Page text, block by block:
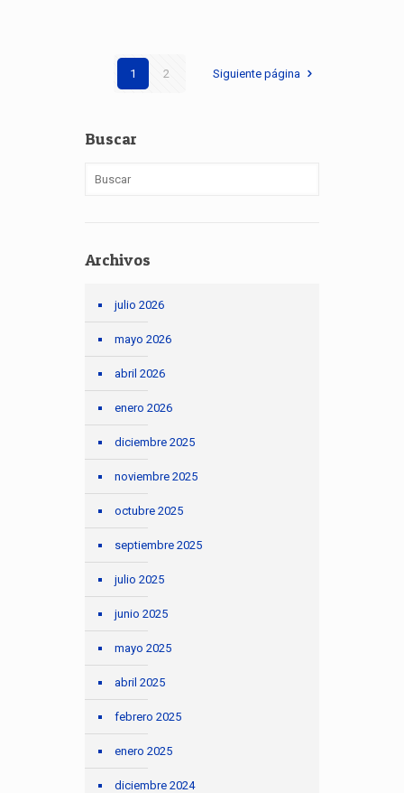
1 2 Siguiente página
Buscar
Archivos
julio 2026
mayo 2026
abril 2026
enero 2026
diciembre 2025
noviembre 2025
octubre 2025
septiembre 2025
julio 2025
junio 2025
mayo 2025
abril 2025
febrero 2025
enero 2025
diciembre 2024